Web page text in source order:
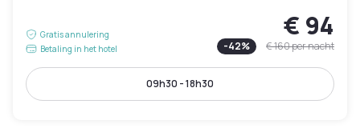
Gratis annulering
Betaling in het hotel
€ 94
-42% € 160per nacht
09h30 - 18h30